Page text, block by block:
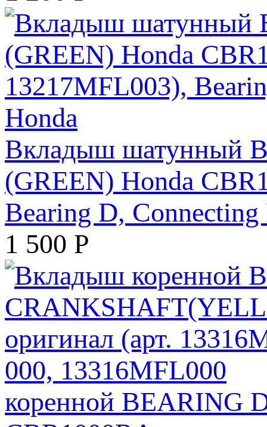
Вкладыш шатунный
(GREEN) Honda
Bearing D,
1 500 Р
коренной BEARING